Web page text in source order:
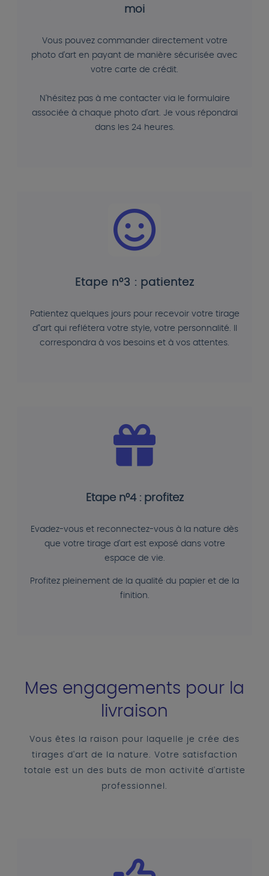
moi
Vous pouvez commander directement votre
photo d'art en payant de manière sécurisée avec
votre carte de crédit.
N'hésitez pas à me contacter via le formulaire
associée à chaque photo d'art. Je vous répondrai
dans les 24 heures.
Etape n°3 : patientez
Patientez quelques jours pour recevoir votre tirage
d"art qui reflétera votre style, votre personnalité. Il
correspondra à vos besoins et à vos attentes.
Etape n°4 : profitez
Evadez-vous et reconnectez-vous à la nature dès
que votre tirage d'art est exposé dans votre
espace de vie.
Profitez pleinement de la qualité du papier et de la
finition.
Mes engagements pour la
livraison
Vous êtes la raison pour laquelle je crée des
tirages d'art de la nature. Votre satisfaction
totale est un des buts de mon activité d'artiste
professionnel.